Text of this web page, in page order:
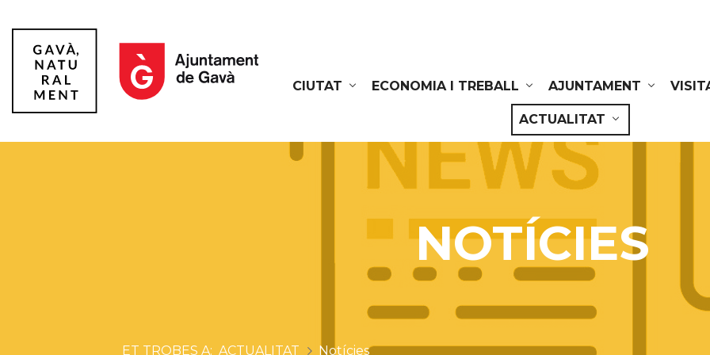
CIUTAT
ECONOMIA I TREBALL AJUNTAMENT
ACTUALITAT
NOTÍCIES
ACTUALITAT Notícies